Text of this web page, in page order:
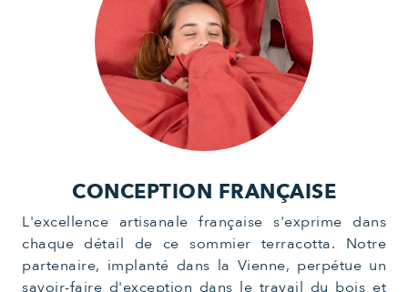
CONCEPTION FRANÇAISE
L'excellence artisanale française s'exprime dans
chaque détail de ce sommier terracotta. Notre
partenaire, implanté dans la Vienne, perpétue un
savoir-faire d'exception dans le travail du bois et